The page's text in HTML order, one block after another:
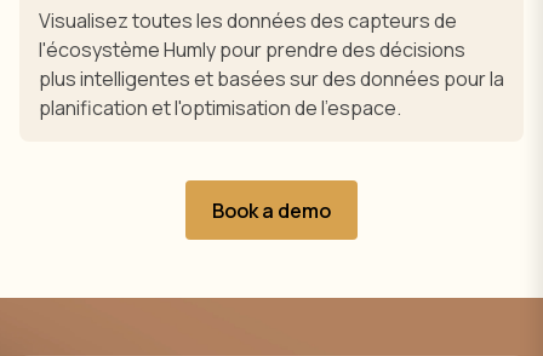
Visualisez toutes les données des capteurs de
l'écosystème Humly pour prendre des décisions
plus intelligentes et basées sur des données pour la
planification et l'optimisation de l'espace.
Book a demo